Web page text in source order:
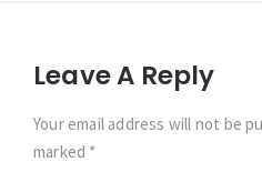
Leave A Reply
Your email address will not be
marked *